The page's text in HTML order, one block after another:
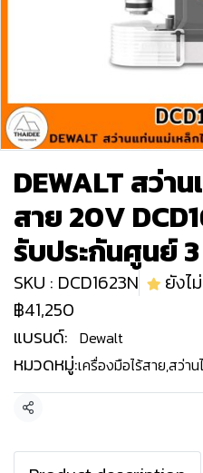
DEWALT สว่า
สาย 20V
รับประกันศูนย์
SKU : DCD1623N
ยังไ
฿41,250
แบรนด์: Dewalt
หมวดหมู่:เครื่องมือไร้สาย,สว่าน
แชร์